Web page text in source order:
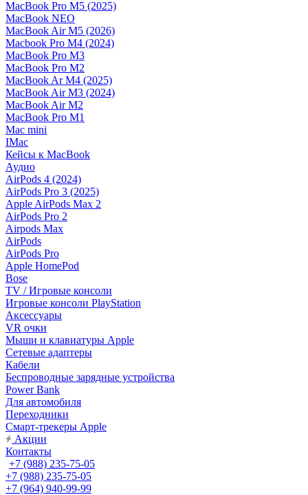
MacBook Pro M5 (2025)
MacBook NEO
MacBook Air M5 (2026)
Macbook Pro M4 (2024)
MacBook Pro M3
MacBook Pro M2
MacBook Ar M4 (2025)
MacBook Air M3 (2024)
MacBook Air M2
MacBook Pro M1
Mac mini
IMac
Кейсы к MacBook
Аудио
AirPods 4 (2024)
AirPods Pro 3 (2025)
Apple AirPods Max 2
AirPods Pro 2
Airpods Max
AirPods
AirPods Pro
Apple HomePod
Bose
TV / Игровые консоли
Игровые консоли PlayStation
Аксессуары
VR очки
Мыши и клавиатуры Apple
Сетевые адаптеры
Кабели
Беспроводные зарядные устройства
Power Bank
Для автомобиля
Переходники
Смарт-трекеры Apple
Акции
Контакты
+7 (988) 235-75-05
+7 (988) 235-75-05
+7 (964) 940-99-99